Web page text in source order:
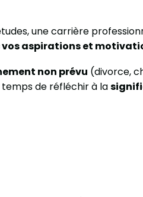
une carrière
aspirations et
non prévu (divorce,
de réfléchir à la